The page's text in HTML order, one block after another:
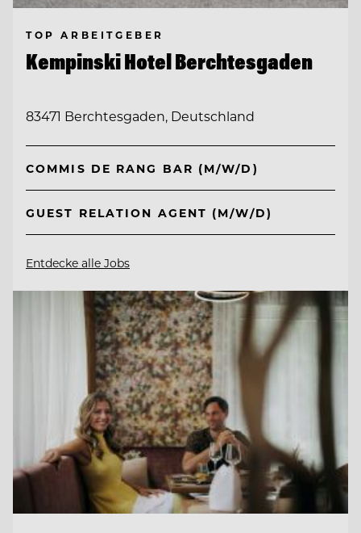
TOP ARBEITGEBER
Kempinski Hotel Berchtesgaden
83471 Berchtesgaden, Deutschland
COMMIS DE RANG BAR (M/W/D)
GUEST RELATION AGENT (M/W/D)
Entdecke alle Jobs